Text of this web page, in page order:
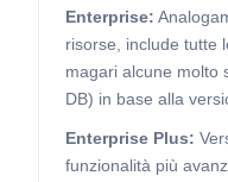
Enterprise:
risorse, include tutte
magari alcune molto
DB) in base alla
Enterprise Plus:
funzionalità più